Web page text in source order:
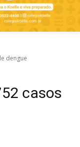
dengue
casos